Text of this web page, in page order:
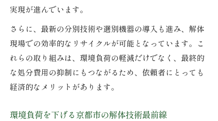
実現が進んでいます。
さらに、最新の分別技術や選別機器の導入も進み、解体
現場での効率的なリサイクルが可能となっています。こ
れらの取り組みは、環境負荷の軽減だけでなく、最終的
な処分費用の抑制にもつながるため、依頼者にとっても
経済的なメリットがあります。
環境負荷を下げる京都市の解体技術最前線